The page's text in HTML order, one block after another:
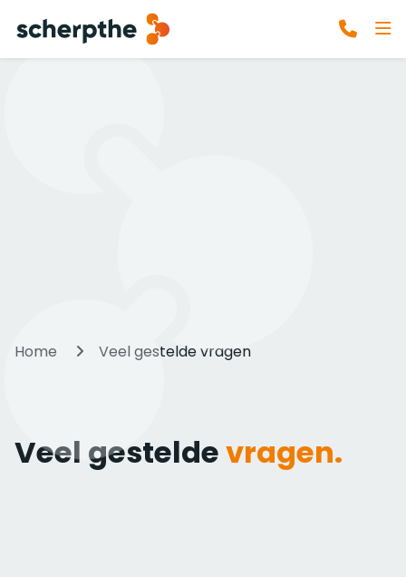
Home Veel gestelde vragen
Veel gesteldevragen.